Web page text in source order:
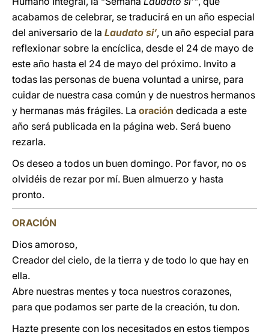
acabamos de celebrar, se traducirá en un año especial
del aniversario de la Laudato si’, un año especial para
reflexionar sobre la encíclica, desde el 24 de mayo de
este año hasta el 24 de mayo del próximo. Invito a
todas las personas de buena voluntad a unirse, para
cuidar de nuestra casa común y de nuestros hermanos
y hermanas más frágiles. La oración dedicada a este
año será publicada en la página web. Será bueno
rezarla.
Os deseo a todos un buen domingo. Por favor, no os
olvidéis de rezar por mí. Buen almuerzo y hasta
pronto.
ORACIÓN
Dios amoroso,
Creador del cielo, de la tierra y de todo lo que hay en
ella.
Abre nuestras mentes y toca nuestros corazones,
para que podamos ser parte de la creación, tu don.
Hazte presente con los necesitados en estos tiempos